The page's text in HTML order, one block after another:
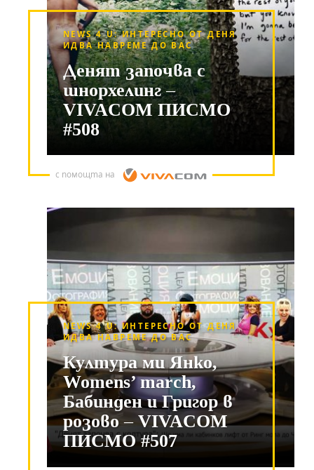
NEWS 4 U: ИНТЕРЕСНО ОТ ДЕНЯ
ИДВА НАВРЕМЕ ДО ВАС
Денят започва с
шнорхелинг –
VIVACOM ПИСМО
#508
с помощта на
NEWS 4 U: ИНТЕРЕСНО ОТ ДЕНЯ
ИДВА НАВРЕМЕ ДО ВАС
Култура ми Янко,
Womens’ march,
Бабинден и Григор в
розово – VIVACOM
ПИСМО #507